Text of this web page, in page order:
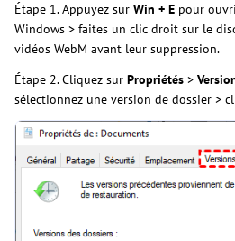
Étape 1. Appuyez sur Win + E pour
Windows > faites un clic droit sur le
vidéos WebM avant leur suppression.
Étape 2. Cliquez sur Propriétés >
sélectionnez une version de dossier >